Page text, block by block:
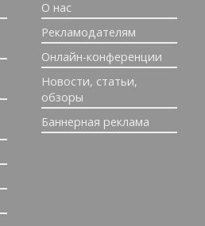
О нас
Рекламодателям
Онлайн-конференции
Новости, статьи,
обзоры
Баннерная реклама